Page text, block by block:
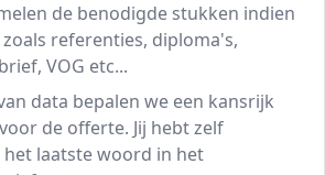
de benodigde stukken indien
referenties, diploma's,
VOG etc...
data bepalen we een kansrijk
de offerte. Jij hebt zelf
laatste woord in het